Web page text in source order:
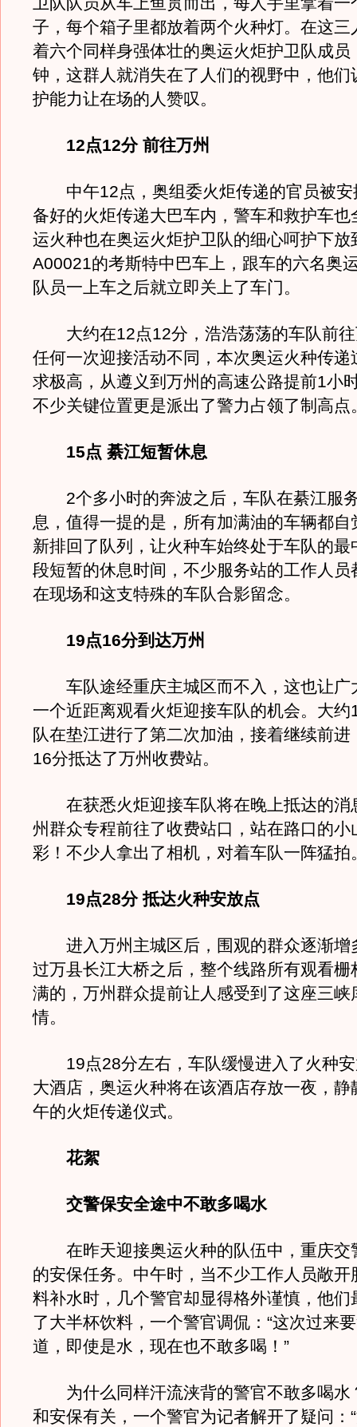
子，每个箱子里都放着两个火种灯。在这三
着六个同样身强体壮的奥运火炬护卫队成员
钟，这群人就消失在了人们的视野中，他们
护能力让在场的人赞叹。
12点12分 前往万州
中午12点，奥组委火炬传递的官员被安
备好的火炬传递大巴车内，警车和救护车也
运火种也在奥运火炬护卫队的细心呵护下放
A00021的考斯特中巴车上，跟车的六名奥
队员一上车之后就立即关上了车门。
大约在12点12分，浩浩荡荡的车队前往
任何一次迎接活动不同，本次奥运火种传递
求极高，从遵义到万州的高速公路提前1小
不少关键位置更是派出了警力占领了制高点
15点 綦江短暂休息
2个多小时的奔波之后，车队在綦江服
息，值得一提的是，所有加满油的车辆都自
新排回了队列，让火种车始终处于车队的最
段短暂的休息时间，不少服务站的工作人员
在现场和这支特殊的车队合影留念。
19点16分到达万州
车队途经重庆主城区而不入，这也让广
一个近距离观看火炬迎接车队的机会。大
队在垫江进行了第二次加油，接着继续前
16分抵达了万州收费站。
在获悉火炬迎接车队将在晚上抵达的消
州群众专程前往了收费站口，站在路口的小
彩！不少人拿出了相机，对着车队一阵猛拍
19点28分 抵达火种安放点
进入万州主城区后，围观的群众逐渐增
过万县长江大桥之后，整个线路所有观看栅
满的，万州群众提前让人感受到了这座三峡
情。
19点28分左右，车队缓慢进入了火种安
大酒店，奥运火种将在该酒店存放一夜，静
午的火炬传递仪式。
花絮
交警保安全途中不敢多喝水
在昨天迎接奥运火种的队伍中，重庆交
的安保任务。中午时，当不少工作人员敞开
料补水时，几个警官却显得格外谨慎，他们
了大半杯饮料，一个警官调侃：“这次过来
道，即使是水，现在也不敢多喝！”
为什么同样汗流浃背的警官不敢多喝水
和安保有关，一个警官为记者解开了疑问：